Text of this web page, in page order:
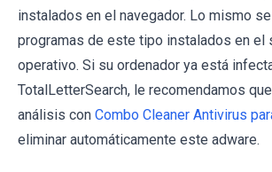
instalados en el navegador. Lo mismo
programas de este tipo instalados en el
operativo. Si su ordenador ya está
TotalLetterSearch, le recomendamos
análisis con Combo Cleaner Antivirus
eliminar automáticamente este adware.